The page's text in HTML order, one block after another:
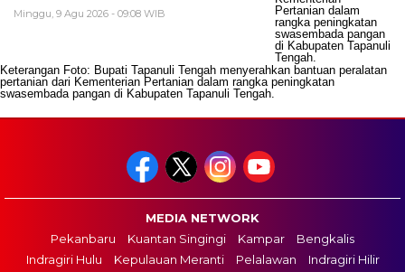
Minggu, 9 Agu 2026 - 09:08 WIB
Keterangan Foto: Bupati Tapanuli Tengah menyerahkan bantuan peralatan
pertanian dari Kementerian Pertanian dalam rangka peningkatan
swasembada pangan di Kabupaten Tapanuli Tengah.
MEDIA NETWORK
Pekanbaru
Kuantan Singingi Kampar
Bengkalis
Indragiri Hulu
Kepulauan Meranti Pelalawan
Indragiri Hilir